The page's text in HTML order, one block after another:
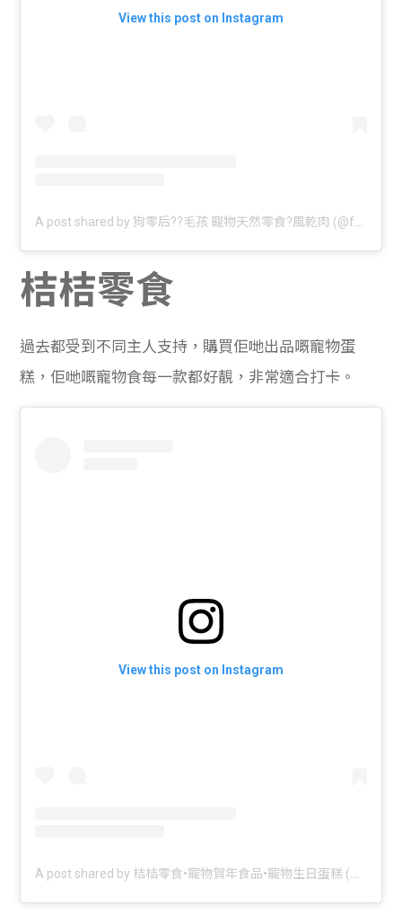
View this post on Instagram
桔桔零食
過去都受到不同主人支持，購買佢哋出品嘅寵物蛋
糕，佢哋嘅寵物食每一款都好靚，非常適合打卡。
View this post on Instagram